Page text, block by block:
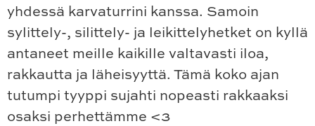
yhdessä karvaturrini kanssa. Samoin
sylittely-, silittely- ja leikittelyhetket on kyllä
antaneet meille kaikille valtavasti iloa,
rakkautta ja läheisyyttä. Tämä koko ajan
tutumpi tyyppi sujahti nopeasti rakkaaksi
osaksi perhettämme <3